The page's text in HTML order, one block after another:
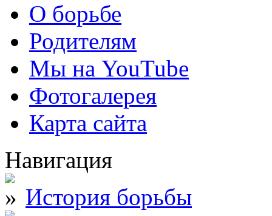
О борьбе
Родителям
Мы на YouTube
Фотогалерея
Карта сайта
Навигация
История борьбы